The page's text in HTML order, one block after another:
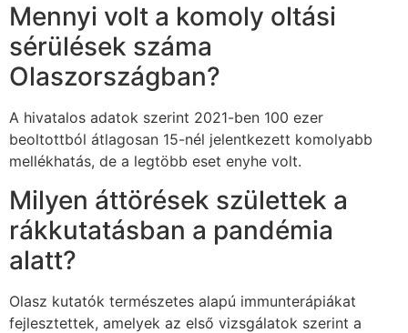
Mennyi volt a komoly oltási
sérülések száma
Olaszországban?
A hivatalos adatok szerint 2021-ben 100 ezer
beoltottból átlagosan 15-nél jelentkezett komolyabb
mellékhatás, de a legtöbb eset enyhe volt.
Milyen áttörések születtek a
rákkutatásban a pandémia
alatt?
Olasz kutatók természetes alapú immunterápiákat
fejlesztettek, amelyek az első vizsgálatok szerint a